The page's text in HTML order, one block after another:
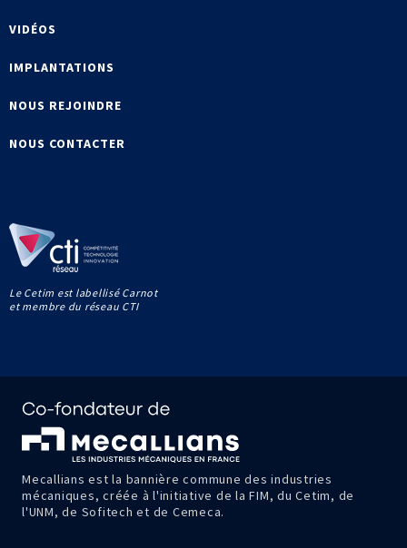
Le Cetim est labellisé Carnot
et membre du réseau CTI
VIDÉOS
IMPLANTATIONS
NOUS REJOINDRE
NOUS CONTACTER
Mecallians est la bannière commune des industries
mécaniques, créée à l'initiative de la FIM, du Cetim, de
l'UNM, de Sofitech et de Cemeca.